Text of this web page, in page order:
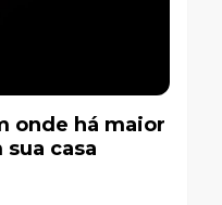
onde há maior
casa